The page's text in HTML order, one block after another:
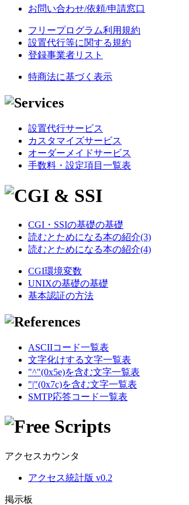
お問い合わせ/依頼/申請窓口
フリープログラム利用規約
設置代行等に関する規約
登録事業者リスト
特商法に基づく表示
設置代行サービス
カスタマイズサービス
オーダーメイドサービス
手数料・設定項目一覧表
CGI・SSIの基礎の基礎
読むとためになる本の紹介(3)
読むとためになる本の紹介(4)
CGI環境変数
UNIXの基礎の基礎
基本認証の方法
ASCIIコード一覧表
文字化けする文字一覧表
"^"(0x5e)を含む文字一覧表
"|"(0x7c)を含む文字一覧表
SMTP応答コード一覧表
アクセスカウンタ
アクセス統計版 v0.2
掲示板